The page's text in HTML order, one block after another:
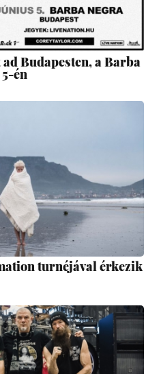
Budapesten, a Barba
én
turnéjával érkezik